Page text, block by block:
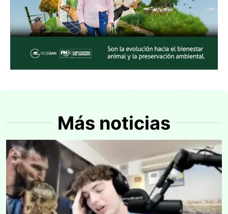
Más noticias